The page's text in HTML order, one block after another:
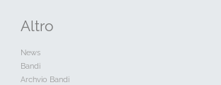
Altro
News
Bandi
Archvio Bandi